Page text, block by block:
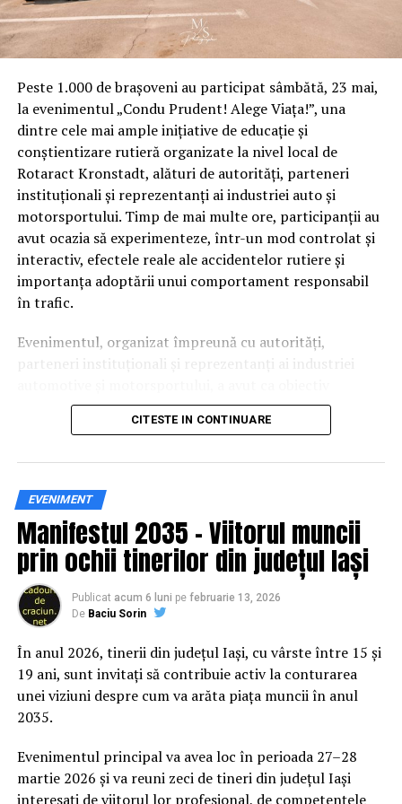
Peste 1.000 de brașoveni au participat sâmbătă, 23 mai,
la evenimentul „Condu Prudent! Alege Viața!”, una
dintre cele mai ample inițiative de educație și
conștientizare rutieră organizate la nivel local de
Rotaract Kronstadt, alături de autorități, parteneri
instituționali și reprezentanți ai industriei auto și
motorsportului. Timp de mai multe ore, participanții au
avut ocazia să experimenteze, într-un mod controlat și
interactiv, efectele reale ale accidentelor rutiere și
importanța adoptării unui comportament responsabil
în trafic.
Evenimentul, organizat împreună cu autorități,
parteneri instituționali și reprezentanți ai industriei
principal transformarea prevenției într-o experiență
practică și accesibilă publicului larg.
Siguranța rutieră, adusă mai
aproape de comunitate
Datele privind accidentele rutiere din România continuă
să evidențieze necesitatea unor inițiative de educație și
prevenție. În 2025, peste 3.000 de persoane au fost
rănite grav în accidente rutiere, iar mai mult de 1.300 și-
au pierdut viața pe șoselele din țară.
În acest context, campania „Condu Prudent! Alege
Viața!” își propune să transforme informația teoretică
într-o experiență directă, prin simulări și demonstrații
care îi ajută pe participanți să înțeleagă concret
impactul deciziilor luate în trafic.
CITESTE IN CONTINUARE
EVENIMENT
Manifestul 2035 – Viitorul muncii
prin ochii tinerilor din județul Iași
Publicat acum 6 luni pe februarie 13, 2026
De Baciu Sorin
În anul 2026, tinerii din județul Iași, cu vârste între 15 și
19 ani, sunt invitați să contribuie activ la conturarea
unei viziuni despre cum va arăta piața muncii în anul
2035.
Evenimentul principal va avea loc în perioada 27–28
martie 2026 și va reuni zeci de tineri din județul Iași
interesați de viitorul lor profesional, de competențele